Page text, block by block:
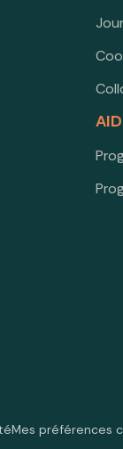
Mes préférences